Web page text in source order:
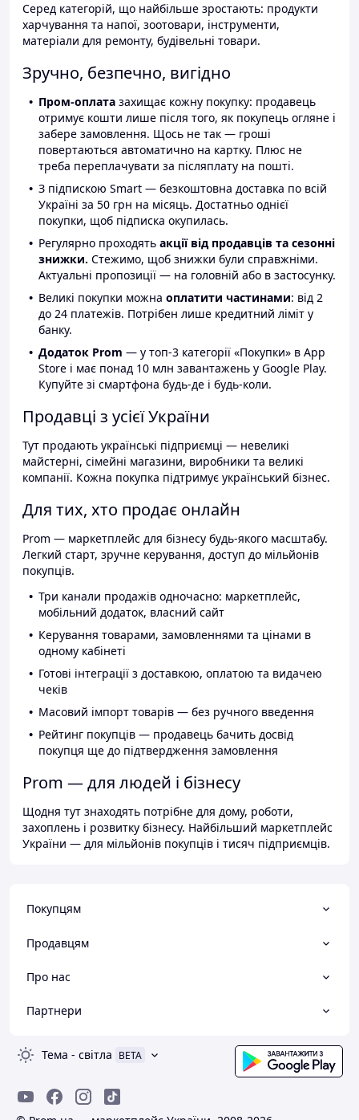
Серед категорій, що найбільше зростають: продукти
харчування та напої, зоотовари, інструменти,
матеріали для ремонту, будівельні товари.
Зручно, безпечно, вигідно
Пром-оплата захищає кожну покупку: продавець
отримує кошти лише після того, як покупець огляне і
забере замовлення. Щось не так — гроші
повертаються автоматично на картку. Плюс не
треба переплачувати за післяплату на пошті.
З підпискою Smart — безкоштовна доставка по всій
Україні за 50 грн на місяць. Достатньо однієї
покупки, щоб підписка окупилась.
Регулярно проходять акції від продавців та сезонні
знижки. Стежимо, щоб знижки були справжніми.
Актуальні пропозиції — на головній або в застосунку.
Великі покупки можна оплатити частинами: від 2
до 24 платежів. Потрібен лише кредитний ліміт у
банку.
Додаток Prom — у топ-3 категорії «Покупки» в App
Store і має понад 10 млн завантажень у Google Play.
Купуйте зі смартфона будь-де і будь-коли.
Продавці з усієї України
Тут продають українські підприємці — невеликі
майстерні, сімейні магазини, виробники та великі
компанії. Кожна покупка підтримує український бізнес.
Для тих, хто продає онлайн
Prom — маркетплейс для бізнесу будь-якого масштабу.
Легкий старт, зручне керування, доступ до мільйонів
покупців.
Три канали продажів одночасно: маркетплейс,
мобільний додаток, власний сайт
Керування товарами, замовленнями та цінами в
одному кабінеті
Готові інтеграції з доставкою, оплатою та видачею
чеків
Масовий імпорт товарів — без ручного введення
Рейтинг покупців — продавець бачить досвід
покупця ще до підтвердження замовлення
Prom — для людей і бізнесу
Щодня тут знаходять потрібне для дому, роботи,
захоплень і розвитку бізнесу. Найбільший маркетплейс
України — для мільйонів покупців і тисяч підприємців.
Покупцям
Продавцям
Про нас
Партнери
Тема - світла BETA